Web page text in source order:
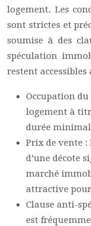
logement. Les
sont strictes et
soumise à des
spéculation
restent accessibles
Occupation
logement à
durée
Prix de vente
d’une décote
marché
attractive
Clause anti-
est